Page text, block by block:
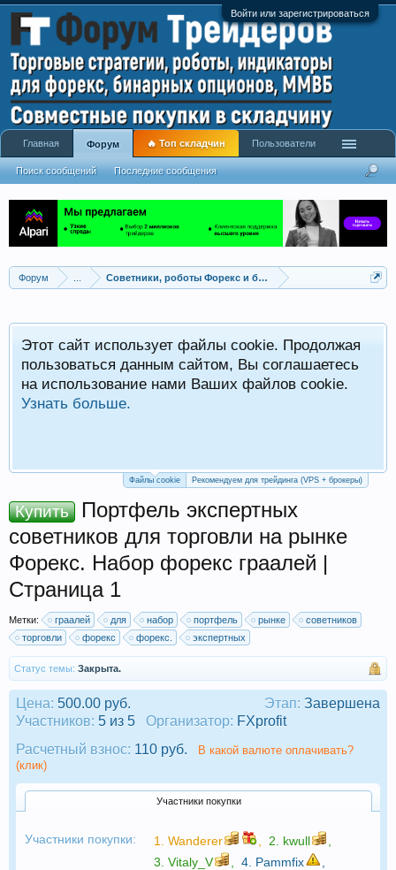
Войти или зарегистрироваться
Форум Советники, роботы Форекс и бинарных опционов
Этот сайт использует файлы cookie. Продолжая
пользоваться данным сайтом, Вы соглашаетесь
на использование нами Ваших файлов cookie.
Узнать больше.
Файлы cookie Рекомендуем для трейдинга (VPS + брокеры)
Купить
Портфель экспертных
советников для торговли на рынке
Форекс. Набор форекс граалей |
Страница 1
Метки: граалей для набор портфель рынке
советников
торговли
форекс форекс. экспертных
Статус темы: Закрыта.
Этап: Завершена
Цена: 500.00 руб.
Участников: 5 из 5 Организатор: FXprofit
Расчетный взнос: 110 руб.
В какой валюте оплачивать?
(клик)
Участники покупки
Участники покупки: 1. Wanderer 2. kwull
3. Vitaly_V 4. Pammfix
Главная Форум
Поиск сообщений Последние сообщения
🔥 Топ складчин Пользователи